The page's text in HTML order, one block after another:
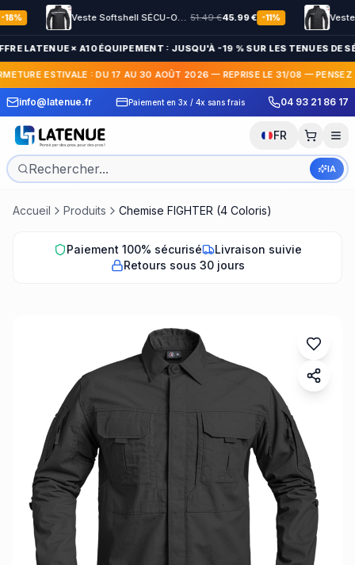
Veste Softshell SÉCU-ONE HV-TAPE Sécurité Privée noir 51.49€45.99€ -11%
LATENUE × A10 ÉQUIPEMENT : JUSQU'À -19 % SUR LES TENUES DE
ESTIVALE : DU 17 AU 30 AOÛT 2026 — REPRISE LE 31/08 — PENSEZ
info@latenue.fr
en France et
Paiement en 3x / 4x sans frais
30 jours pour
04 93 21 86 17
FR
IA
Accueil Produits Chemise FIGHTER (4 Coloris)
Paiement 100% sécurisé
Livraison suivie
Retours sous 30 jours